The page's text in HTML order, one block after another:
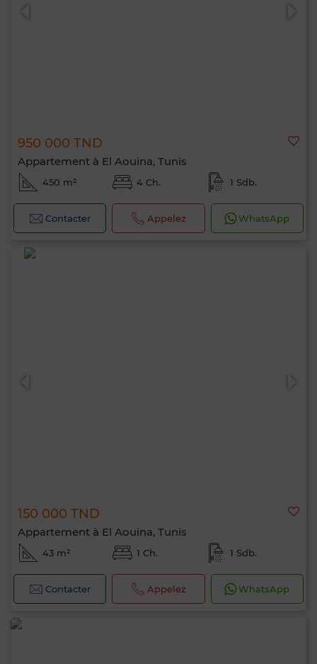
950 000 TND
Appartement à El Aouina, Tunis
450 m² 4 Ch. 1 Sdb.
Contacter Appelez WhatsApp
150 000 TND
Appartement à El Aouina, Tunis
43 m² 1 Ch. 1 Sdb.
Contacter Appelez WhatsApp